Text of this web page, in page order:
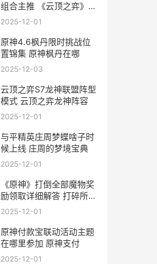
组合主推 《云顶之弈》
S13赛季
2025-12-01
原神4.6枫丹限时挑战位
置锦集 原神枫丹在哪
2025-12-03
云顶之弈S7龙神联盟阵型
模式 云顶之弈龙神阵容
2025-12-01
与平精英庄周梦蝶啥子时
候上线 庄周的梦境宝典
2025-12-01
《原神》打倒全部魔物奖
励领取详细解答 打碎所有
罐子原神
2025-12-01
原神付款宝联动活动主题
在哪里参加 原神支付
2025-12-01